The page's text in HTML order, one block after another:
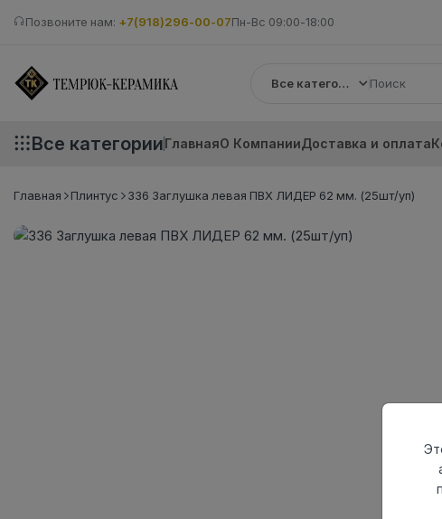
Позвоните нам: +7(918)296-00-07Пн-Вс 09:00-18:00
Все категории
Все категорииГлавнаяО КомпанииДоставка и оплата
Главная Плинтус 336 Заглушка левая ПВХ ЛИДЕР 62 мм. (25шт/уп)